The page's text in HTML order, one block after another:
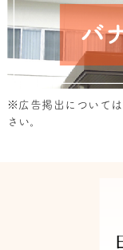
※広告掲出については
さい。